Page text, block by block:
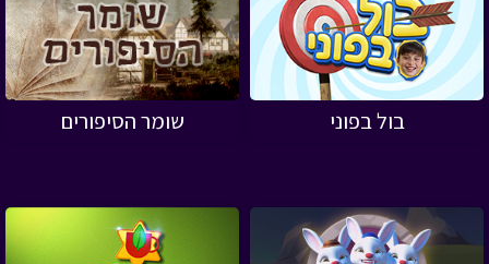
בול בפוני שומר הסיפורים